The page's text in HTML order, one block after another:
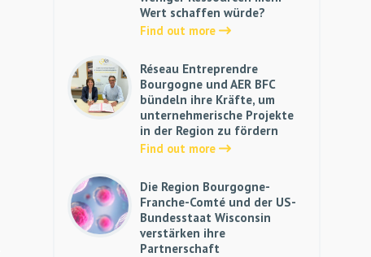
Wert schaffen würde?
Find out more
Réseau Entreprendre
Bourgogne und AER BFC
bündeln ihre Kräfte, um
unternehmerische Projekte
in der Region zu fördern
Find out more
Die Region Bourgogne-
Franche-Comté und der US-
Bundesstaat Wisconsin
verstärken ihre
Partnerschaft